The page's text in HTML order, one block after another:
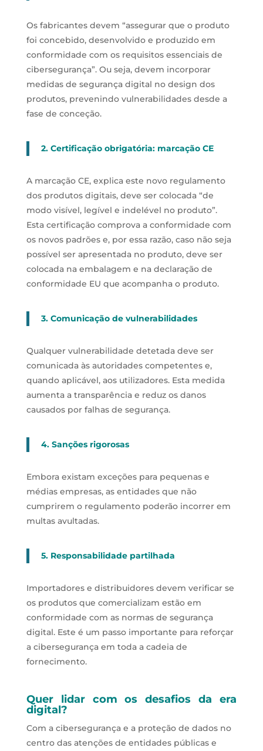
Os fabricantes devem “assegurar que o produto
foi concebido, desenvolvido e produzido em
conformidade com os requisitos essenciais de
cibersegurança”. Ou seja, devem incorporar
medidas de segurança digital no design dos
produtos, prevenindo vulnerabilidades desde a
fase de conceção.
2. Certificação obrigatória: marcação CE
A marcação CE, explica este novo regulamento
dos produtos digitais, deve ser colocada “de
modo visível, legível e indelével no produto”.
Esta certificação comprova a conformidade com
os novos padrões e, por essa razão, caso não seja
possível ser apresentada no produto, deve ser
colocada na embalagem e na declaração de
conformidade EU que acompanha o produto.
3. Comunicação de vulnerabilidades
Qualquer vulnerabilidade detetada deve ser
comunicada às autoridades competentes e,
quando aplicável, aos utilizadores. Esta medida
aumenta a transparência e reduz os danos
causados por falhas de segurança.
4. Sanções rigorosas
Embora existam exceções para pequenas e
médias empresas, as entidades que não
cumprirem o regulamento poderão incorrer em
multas avultadas.
5. Responsabilidade partilhada
Importadores e distribuidores devem verificar se
os produtos que comercializam estão em
conformidade com as normas de segurança
digital. Este é um passo importante para reforçar
a cibersegurança em toda a cadeia de
fornecimento.
Quer lidar com os desafios da era
digital?
Com a cibersegurança e a proteção de dados no
centro das atenções de entidades públicas e